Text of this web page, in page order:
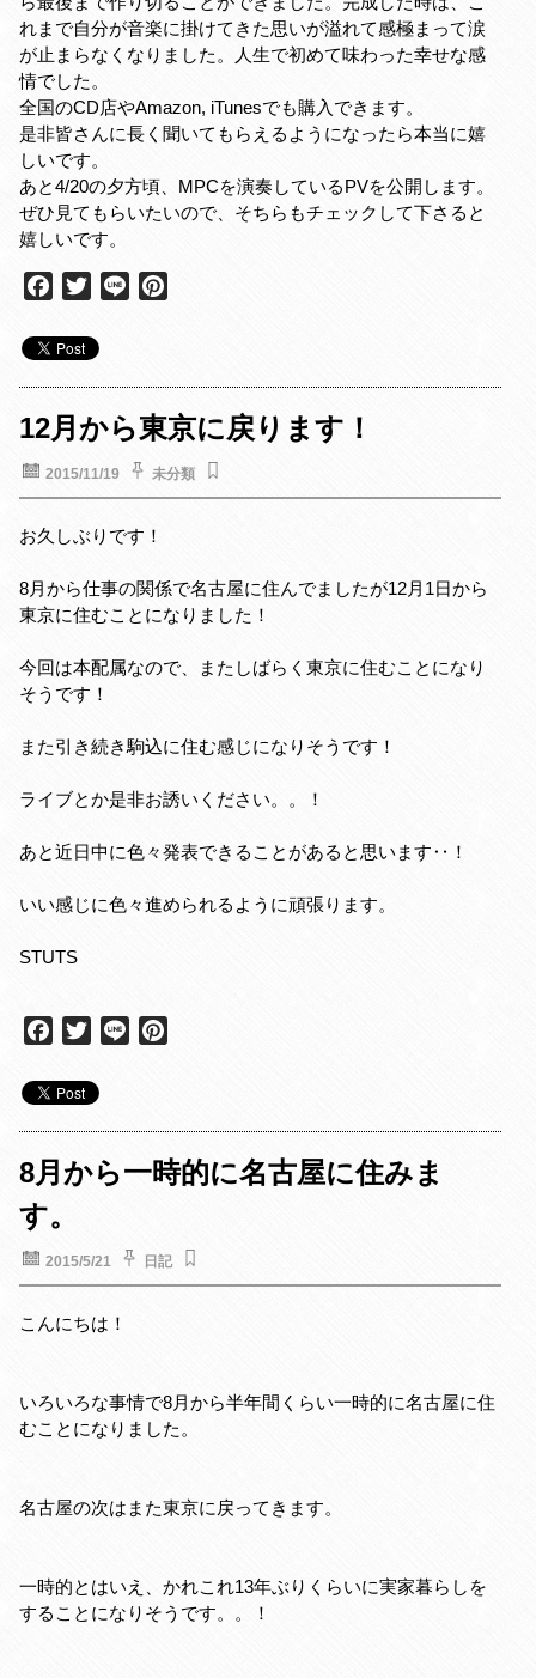
れまで自分が音楽に掛けてきた思いが溢れて感極まって涙
が止まらなくなりました。人生で初めて味わった幸せな感
情でした。
全国のCD店やAmazon, iTunesでも購入できます。
是非皆さんに長く聞いてもらえるようになったら本当に嬉
しいです。
あと4/20の夕方頃、MPCを演奏しているPVを公開します。
ぜひ見てもらいたいので、そちらもチェックして下さると
嬉しいです。
c
e
b
o
o
k
i
t
t
e
r
e
r
e
s
t
12月から東京に戻ります！
2015/11/19 未分類
お久しぶりです！
8月から仕事の関係で名古屋に住んでましたが12月1日から
東京に住むことになりました！
今回は本配属なので、またしばらく東京に住むことになり
そうです！
また引き続き駒込に住む感じになりそうです！
ライブとか是非お誘いください。。！
あと近日中に色々発表できることがあると思います‥！
いい感じに色々進められるように頑張ります。
STUTS
c
e
b
o
o
i
t
t
e
e
r
e
8月から一時的に名古屋に住みま
す。
2015/5/21 日記
こんにちは！
いろいろな事情で8月から半年間くらい一時的に名古屋に住
むことになりました。
名古屋の次はまた東京に戻ってきます。
一時的とはいえ、かれこれ13年ぶりくらいに実家暮らしを
することになりそうです。。！